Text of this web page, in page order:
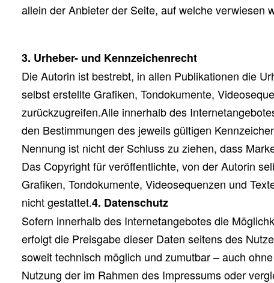
allein der Anbieter der Seite, auf welche verwiesen
3. Urheber- und Kennzeichenrecht
Die Autorin ist bestrebt, in allen Publikationen die
selbst erstellte Grafiken, Tondokumente,
zurückzugreifen.Alle innerhalb des
den Bestimmungen des jeweils gültigen
Nennung ist nicht der Schluss zu ziehen, dass
Das Copyright für veröffentlichte, von der Autorin
Grafiken, Tondokumente, Videosequenzen und
nicht gestattet.4. Datenschutz
Sofern innerhalb des Internetangebotes die
erfolgt die Preisgabe dieser Daten seitens des
soweit technisch möglich und zumutbar – auch
Nutzung der im Rahmen des Impressums oder